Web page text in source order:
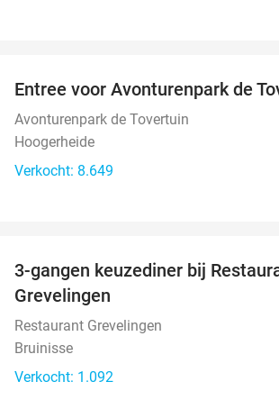
Entree voor Avonturenpark de
Avonturenpark de Tovertuin
Hoogerheide
Verkocht: 8.649
3-gangen keuzediner bij
Grevelingen
Restaurant Grevelingen
Bruinisse
Verkocht: 1.092